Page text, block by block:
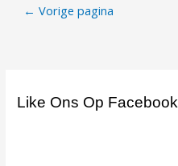
Berichtnavigatie
← Vorige pagina
Like Ons Op Facebook